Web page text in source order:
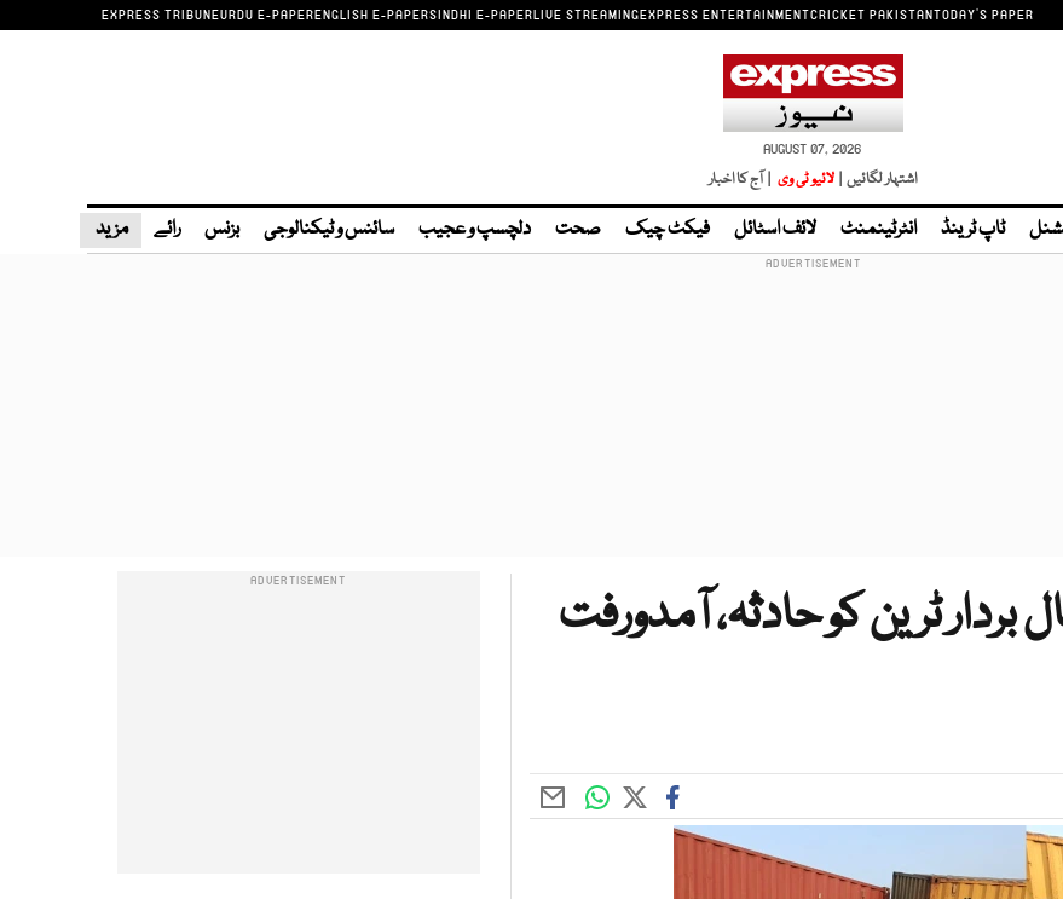
EXPRESS TRIBUNEURDU E-PAPERENGLISH E-PAPERSINDHI E-PAPERLIVE STREAMINGEXPRESS ENTERTAINMENTCRICKET PAKISTANTODAY'S PAPER
AUGUST 07, 2026
اشتہار لگائیں | لائیو ٹی وی | آج کا اخبار
ٹاپ ٹرینڈ انٹرٹینمنٹ لائف اسٹائل فیکٹ چیک صحت دلچسپ و عجیب سائنس و ٹیکنالوجی بزنس رائے مزید
ٹرین کو حادثہ، آمدورفت